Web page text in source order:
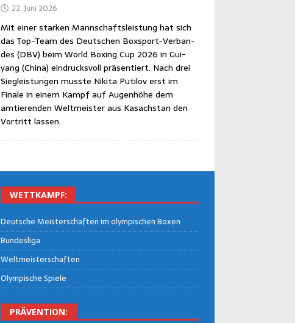
22. Juni 2026
Mit einer star­ken Mann­schafts­leis­tung hat sich
das Top-Team des Deut­schen Box­sport-Ver­ban­
des (DBV) beim World Boxing Cup 2026 in Gui­
yang (Chi­na) ein­drucks­voll prä­sen­tiert. Nach drei
Sieg­leis­tun­gen muss­te Niki­ta Puti­l­ov erst im
Fina­le in einem Kampf auf Augen­hö­he dem
amtie­ren­den Welt­meis­ter aus Kasach­stan den
Vor­tritt lassen.
WETT­KAMPF:
Deut­sche Meis­ter­schaf­ten im olym­pi­schen Boxen
Bun­des­li­ga
Welt­meis­ter­schaf­ten
Olym­pi­sche Spiele
PRÄ­VEN­TI­ON: